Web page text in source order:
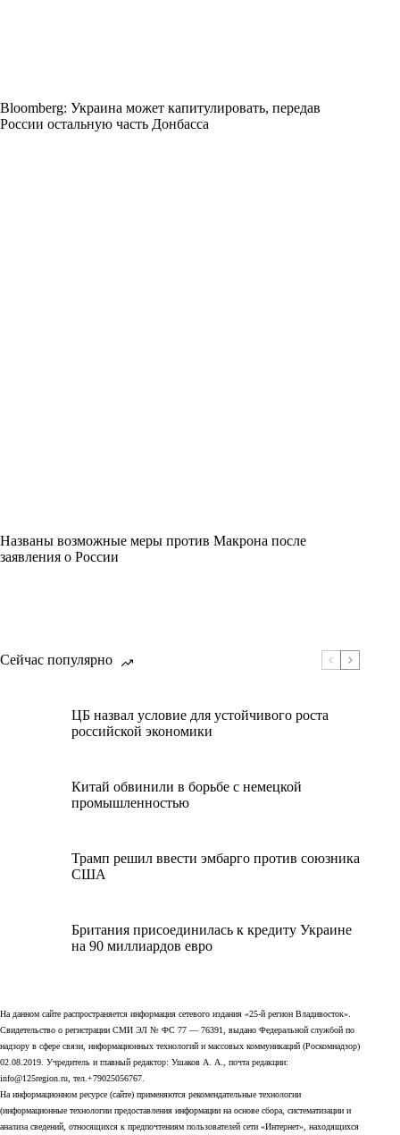
Bloomberg: Украина может капитулировать, передав
России остальную часть Донбасса
Названы возможные меры против Макрона после
заявления о России
Сейчас популярно
ЦБ назвал условие для устойчивого роста
российской экономики
Китай обвинили в борьбе с немецкой
промышленностью
Трамп решил ввести эмбарго против союзника
США
Британия присоединилась к кредиту Украине
на 90 миллиардов евро
На данном сайте распространяется информация сетевого издания «25-й регион Владивосток».
Свидетельство о регистрации СМИ ЭЛ № ФС 77 — 76391, выдано Федеральной службой по
надзору в сфере связи, информационных технологий и массовых коммуникаций (Роскомнадзор)
02.08.2019. Учредитель и главный редактор: Ушаков А. А., почта редакции:
info@125region.ru, тел.+79025056767.
На информационном ресурсе (сайте) применяются рекомендательные технологии
(информационные технологии предоставления информации на основе сбора, систематизации и
анализа сведений, относящихся к предпочтениям пользователей сети «Интернет», находящихся